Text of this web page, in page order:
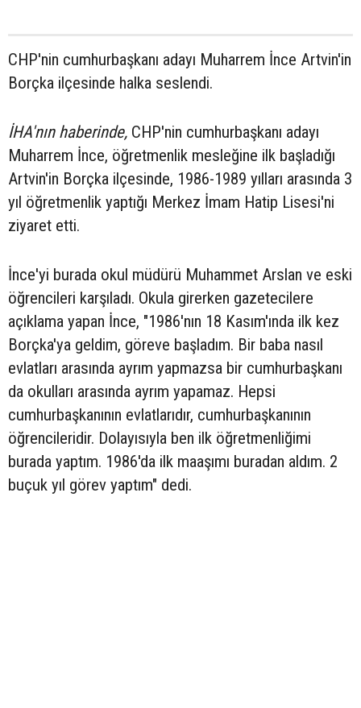
CHP'nin cumhurbaşkanı adayı Muharrem İnce Artvin'in
Borçka ilçesinde halka seslendi.
İHA'nın haberinde, CHP'nin cumhurbaşkanı adayı
Muharrem İnce, öğretmenlik mesleğine ilk başladığı
Artvin'in Borçka ilçesinde, 1986-1989 yılları arasında 3
yıl öğretmenlik yaptığı Merkez İmam Hatip Lisesi'ni
ziyaret etti.
İnce'yi burada okul müdürü Muhammet Arslan ve eski
öğrencileri karşıladı. Okula girerken gazetecilere
açıklama yapan İnce, "1986'nın 18 Kasım'ında ilk kez
Borçka'ya geldim, göreve başladım. Bir baba nasıl
evlatları arasında ayrım yapmazsa bir cumhurbaşkanı
da okulları arasında ayrım yapamaz. Hepsi
cumhurbaşkanının evlatlarıdır, cumhurbaşkanının
öğrencileridir. Dolayısıyla ben ilk öğretmenliğimi
burada yaptım. 1986'da ilk maaşımı buradan aldım. 2
buçuk yıl görev yaptım" dedi.